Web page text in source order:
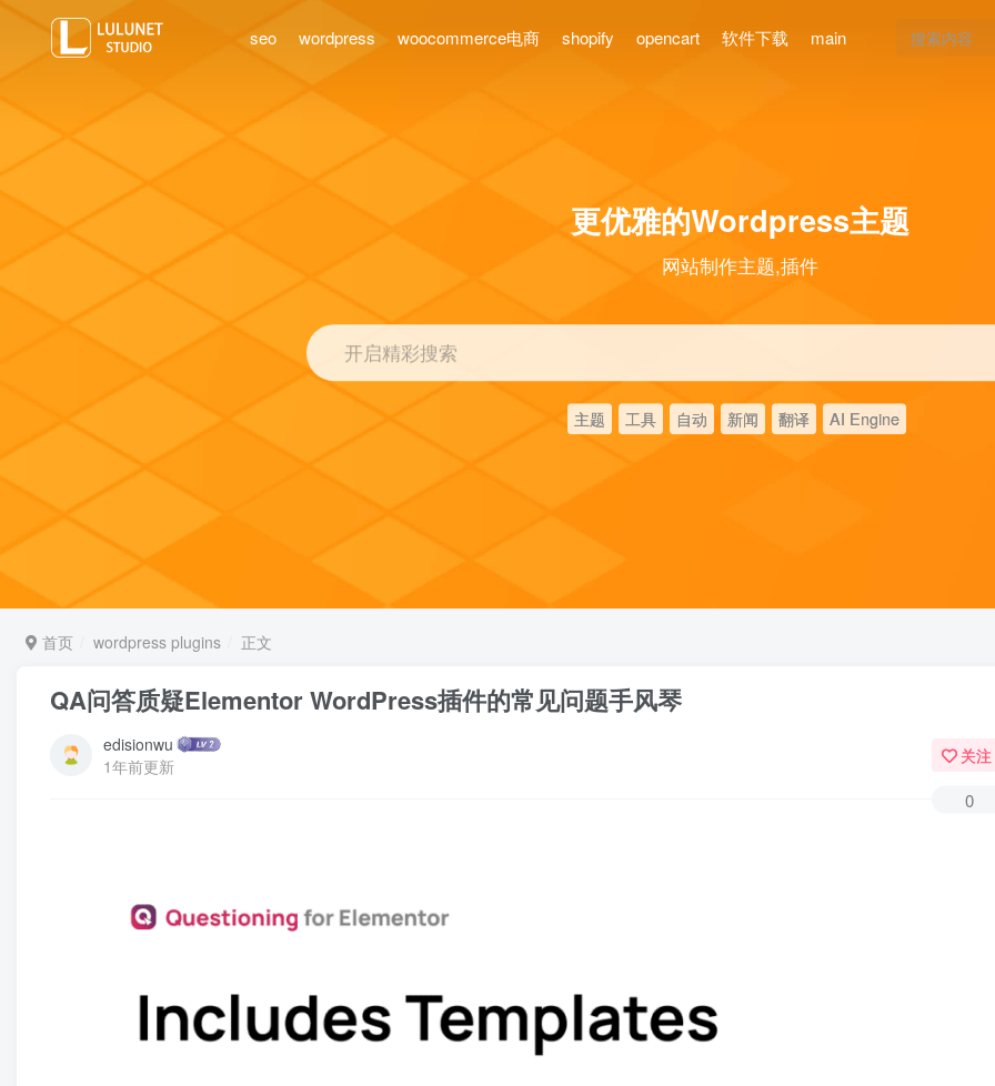
seo wordpress woocommerce电商 shopify opencart 软件下载 main
更优雅的Wordpress主题
网站制作主题,插件
开启精彩搜索
主题 工具 自动 新闻 翻译 AI Engine
首页 wordpress plugins 正文
QA问答质疑Elementor WordPress插件的常见问题手风琴
edisionwu
1年前更新
关注
0